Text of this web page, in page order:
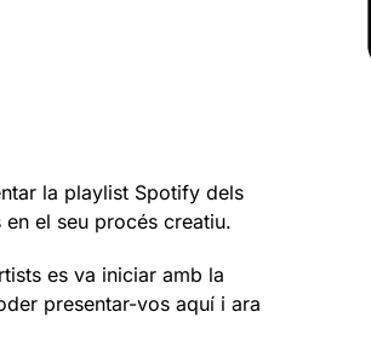
la playlist Spotify dels
el seu procés creatiu.
es va iniciar amb la
presentar-vos aquí i ara